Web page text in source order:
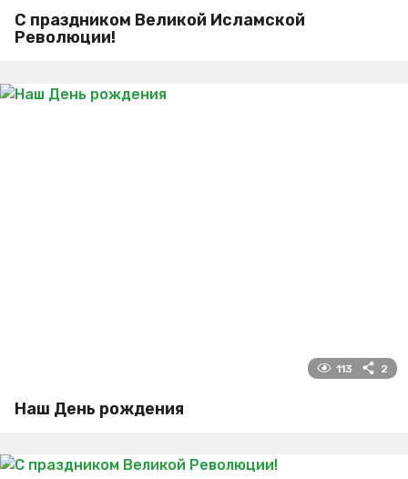
С праздником Великой Исламской
Революции!
113 2
Наш День рождения